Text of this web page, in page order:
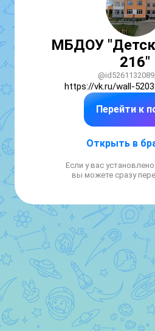
МБДОУ
216"
https://vk.ru/wall-
Перейти к
Открыть в
Если у вас
вы можете сразу